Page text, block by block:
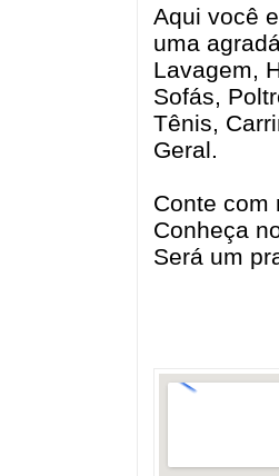
Aqui você
uma
Lavagem,
Sofás,
Tênis,
Geral.
Conte com
Conheça
Será um